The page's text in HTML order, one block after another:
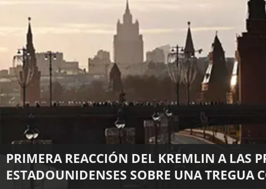
PRIMERA REACCIÓN DEL KREMLIN A LAS
ESTADOUNIDENSES SOBRE UNA TREGUA